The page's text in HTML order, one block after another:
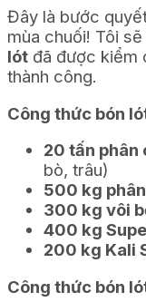
Đây là bước
mùa chuối! Tôi
lót đã được kiểm
thành công.
Công thức bón
20 tấn phân
bò, trâu)
500 kg
300 kg vôi
400 kg
200 kg Kali
Công thức bón